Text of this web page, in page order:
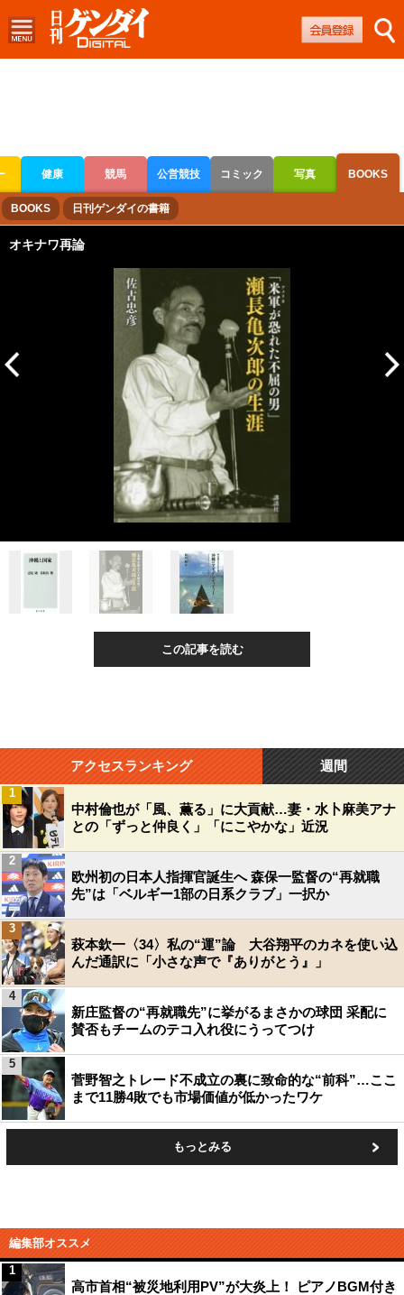
健康 競馬 公営競技 コミック 写真 BOOKS
ボートレース 競輪 オートレース
BOOKS 日刊ゲンダイの書籍
オキナワ再論
この記事を読む
アクセスランキング 週間
中村倫也が「風、薫る」に大貢献…妻・水卜麻美アナ
との「ずっと仲良く」「にこやかな」近況
1
欧州初の日本人指揮官誕生へ 森保一監督の“再就職
先”は「ベルギー1部の日系クラブ」一択か
2
萩本欽一〈34〉私の“運”論 大谷翔平のカネを使い込
んだ通訳に「小さな声で『ありがとう』」
3
新庄監督の“再就職先”に挙がるまさかの球団 采配に
賛否もチームのテコ入れ役にうってつけ
4
菅野智之トレード不成立の裏に致命的な“前科”…ここ
まで11勝4敗でも市場価値が低かったワケ
5
もっとみる
編集部オススメ
高市首相“被災地利用PV”が大炎上！ ピアノBGM付き
1